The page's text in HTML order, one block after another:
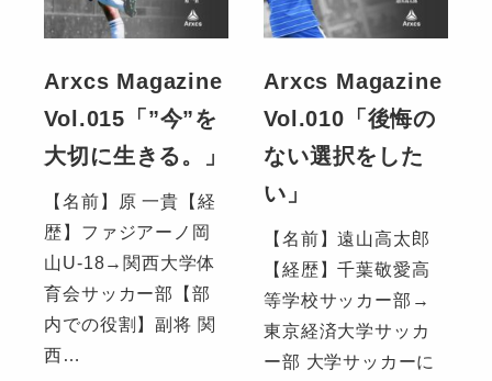
Arxcs Magazine
Vol.015「”今”を
大切に生きる。」
【名前】原 一貴【経
歴】ファジアーノ岡
山U-18→関西大学体
育会サッカー部【部
内での役割】副将 関
西…
Arxcs Magazine
Vol.010「後悔の
ない選択をした
い」
【名前】遠山高太郎
【経歴】千葉敬愛高
等学校サッカー部→
東京経済大学サッカ
ー部 大学サッカーに